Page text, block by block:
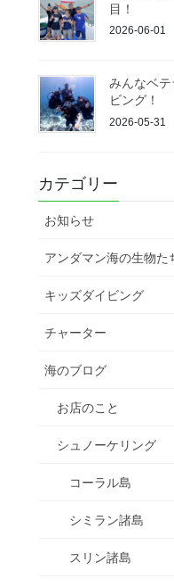
目！
2026-06-01
みんなベ
ビング！
2026-05-31
カテゴリー
お知らせ
アンダマン海の生物た
キッズダイビング
チャーター
海のブログ
お店のこと
シュノーケリング
コーラル島
シミラン諸島
スリン諸島